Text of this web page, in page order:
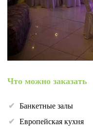
Что можно заказать
Банкетные залы
Европейская кухня